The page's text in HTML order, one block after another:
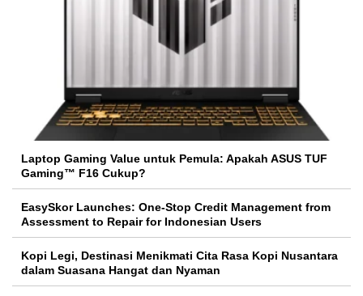
Laptop Gaming Value untuk Pemula: Apakah ASUS TUF
Gaming™ F16 Cukup?
EasySkor Launches: One-Stop Credit Management from
Assessment to Repair for Indonesian Users
Kopi Legi, Destinasi Menikmati Cita Rasa Kopi Nusantara
dalam Suasana Hangat dan Nyaman